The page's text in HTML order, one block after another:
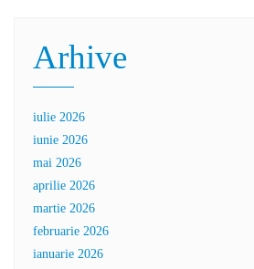
Arhive
iulie 2026
iunie 2026
mai 2026
aprilie 2026
martie 2026
februarie 2026
ianuarie 2026